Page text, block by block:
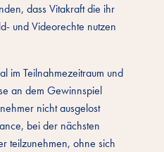
dass Vitakraft die ihr
und Videorechte nutzen
im Teilnahmezeitraum und
an dem Gewinnspiel
nicht ausgelost
bei der nächsten
teilzunehmen, ohne sich